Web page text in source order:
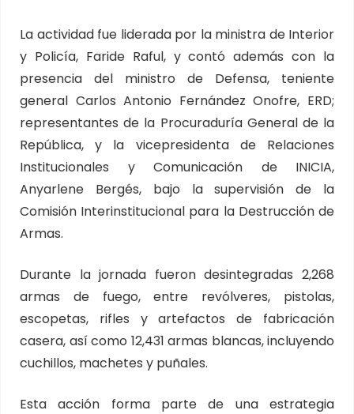
La actividad fue liderada por la ministra de Interior
y Policía, Faride Raful, y contó además con la
presencia del ministro de Defensa, teniente
general Carlos Antonio Fernández Onofre, ERD;
representantes de la Procuraduría General de la
República, y la vicepresidenta de Relaciones
Institucionales y Comunicación de INICIA,
Anyarlene Bergés, bajo la supervisión de la
Comisión Interinstitucional para la Destrucción de
Armas.
Durante la jornada fueron desintegradas 2,268
armas de fuego, entre revólveres, pistolas,
escopetas, rifles y artefactos de fabricación
casera, así como 12,431 armas blancas, incluyendo
cuchillos, machetes y puñales.
Esta acción forma parte de una estrategia